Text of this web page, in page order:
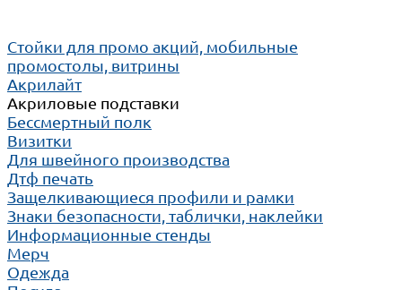
Cтойки для промо акций, мобильные
промостолы, витрины
Акрилайт
Акриловые подставки
Бессмертный полк
Визитки
Для швейного производства
Дтф печать
Защелкивающиеся профили и рамки
Знаки безопасности, таблички, наклейки
Информационные стенды
Мерч
Одежда